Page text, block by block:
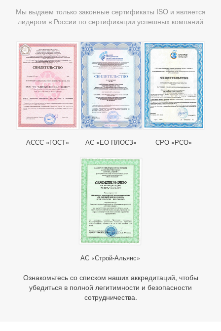
Мы выдаем только законные сертификаты ISO и является
лидером в России по сертификации успешных компаний
АССС «ГОСТ» АС «ЕО ПЛОСЗ» СРО «РСО»
АС «Строй-Альянс»
Ознакомьтесь со списком наших аккредитаций, чтобы
убедиться в полной легитимности и безопасности
сотрудничества.